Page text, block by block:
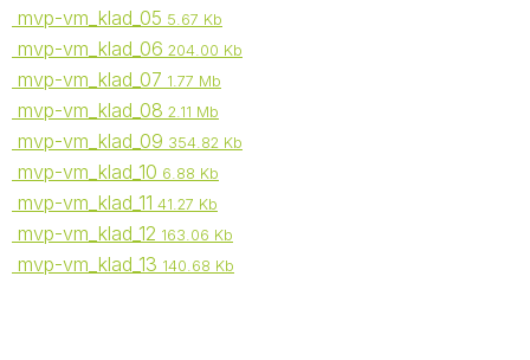
mvp-vm_klad_05 5.67 Kb
mvp-vm_klad_06 204.00 Kb
mvp-vm_klad_07 1.77 Mb
mvp-vm_klad_08 2.11 Mb
mvp-vm_klad_09 354.82 Kb
mvp-vm_klad_10 6.88 Kb
mvp-vm_klad_11 41.27 Kb
mvp-vm_klad_12 163.06 Kb
mvp-vm_klad_13 140.68 Kb